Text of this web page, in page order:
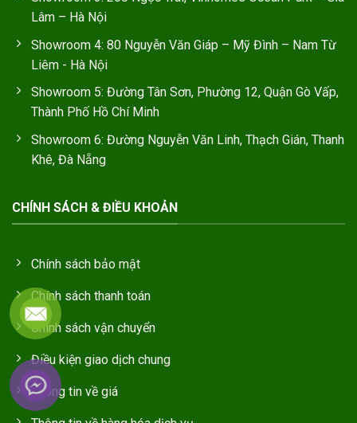
Lâm – Hà Nội
Showroom 4: 80 Nguyễn Văn Giáp – Mỹ Đình – Nam Từ
Liêm - Hà Nội
Showroom 5: Đường Tân Sơn, Phường 12, Quận Gò Vấp,
Thành Phố Hồ Chí Minh
Showroom 6: Đường Nguyễn Văn Linh, Thạch Gián, Thanh
Khê, Đà Nẵng
CHÍNH SÁCH & ĐIỀU KHOẢN
Chính sách bảo mật
Chính sách thanh toán
Chính sách vận chuyển
Điều kiện giao dịch chung
Thông tin về giá